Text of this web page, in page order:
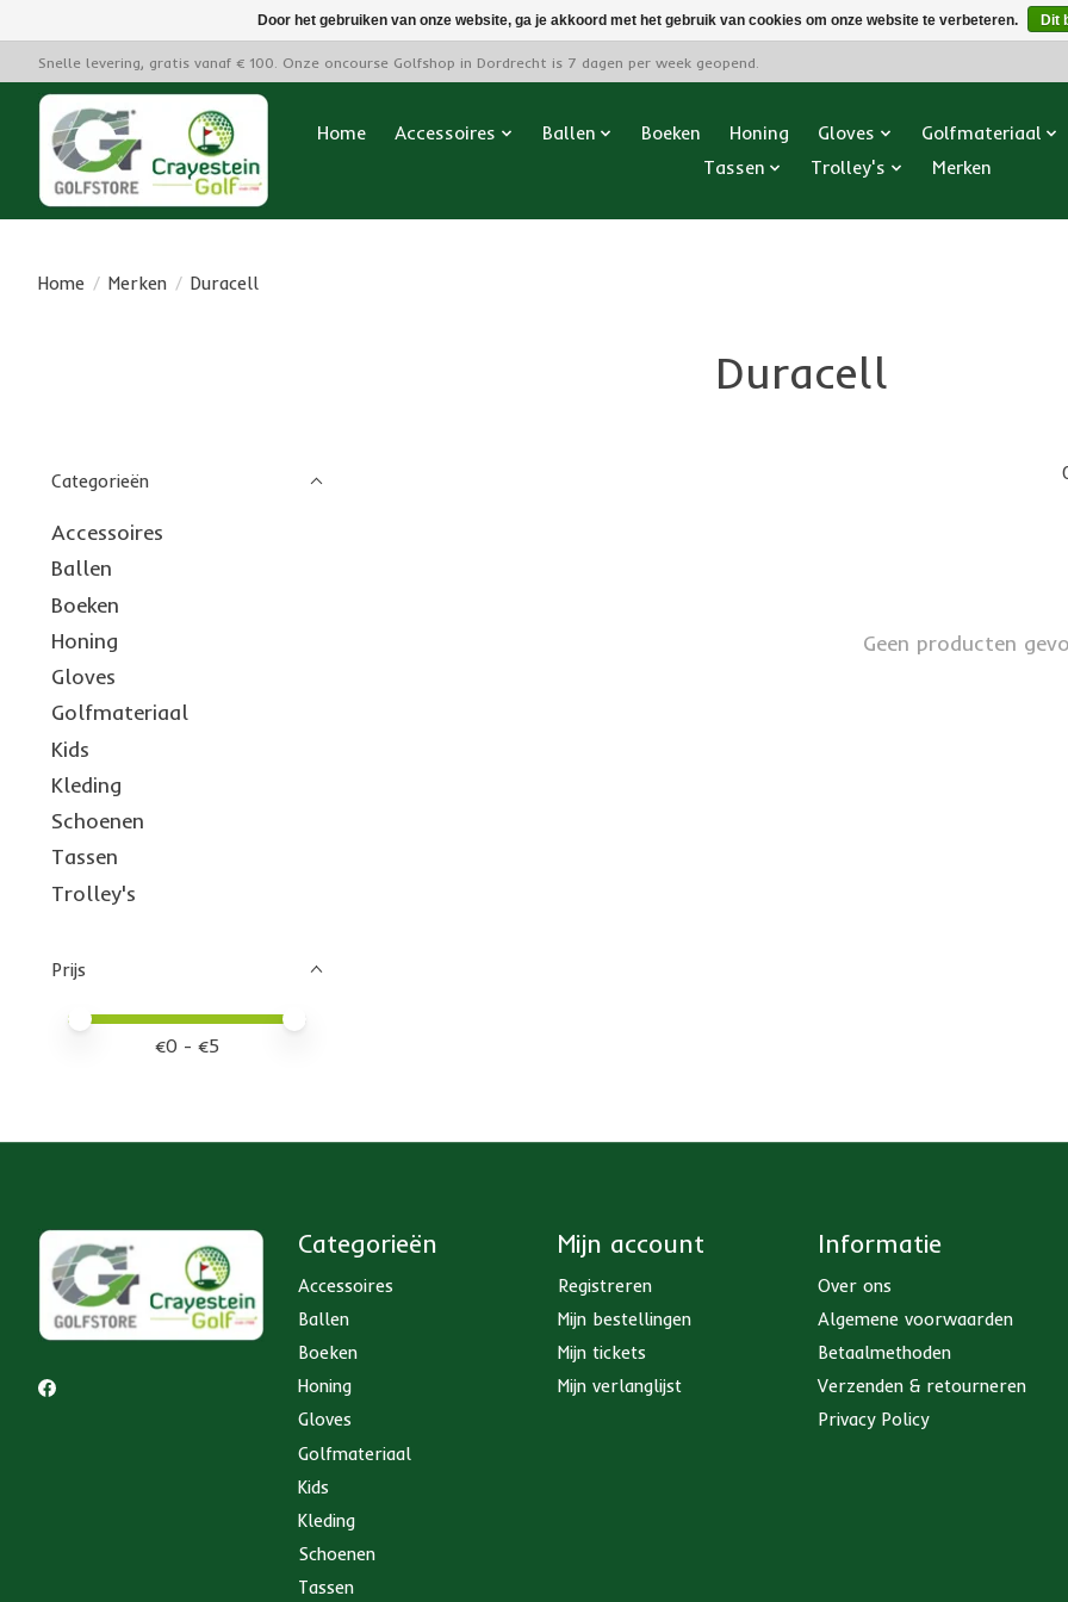
Snelle levering, gratis vanaf € 100. Onze oncourse Golfshop in Dordrecht is 7 dagen per week geopend.
Home Accessoires Ballen Boeken Honing Gloves Golfmateriaal
Tassen
Trolley's Merken
Home / Merken / Duracell
Duracell
Categorieën
Accessoires
Ballen
Boeken
Honing
Gloves
Golfmateriaal
Kids
Kleding
Schoenen
Tassen
Trolley's
Prijs
Minimale prijswaarde
Price maximum value
€0 - €5
Geen producten
Categorieën
Accessoires
Ballen
Boeken
Honing
Gloves
Golfmateriaal
Kids
Kleding
Schoenen
Tassen
Mijn account
Registreren
Mijn bestellingen
Mijn tickets
Mijn verlanglijst
Informatie
Over ons
Algemene voorwaarden
Betaalmethoden
Verzenden & retourneren
Privacy Policy
Door het gebruiken van onze website, ga je akkoord met het gebruik van cookies om onze website te verbeteren. Dit